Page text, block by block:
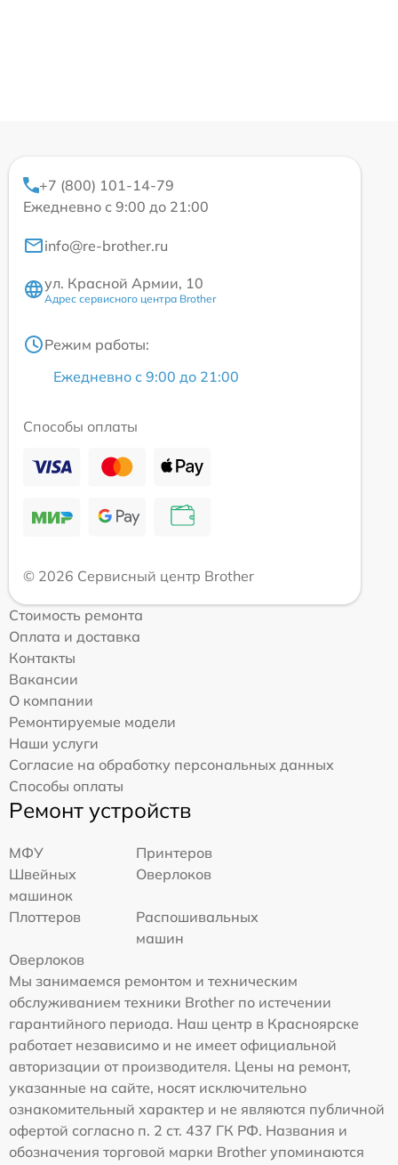
+7 (800) 101-14-79
Ежедневно с 9:00 до 21:00
info@re-brother.ru
ул. Красной Армии, 10
Адрес сервисного центра Brother
Режим работы:
Ежедневно с 9:00 до 21:00
Способы оплаты
© 2026 Сервисный центр Brother
Стоимость ремонта
Оплата и доставка
Контакты
Вакансии
О компании
Ремонтируемые модели
Наши услуги
Согласие на обработку персональных данных
Способы оплаты
Ремонт устройств
МФУ
Принтеров
Швейных
машинок
Оверлоков
Плоттеров
Распошивальных
машин
Оверлоков
Мы занимаемся ремонтом и техническим
обслуживанием техники Brother по истечении
гарантийного периода. Наш центр в Красноярске
работает независимо и не имеет официальной
авторизации от производителя. Цены на ремонт,
указанные на сайте, носят исключительно
ознакомительный характер и не являются публичной
офертой согласно п. 2 ст. 437 ГК РФ. Названия и
обозначения торговой марки Brother упоминаются